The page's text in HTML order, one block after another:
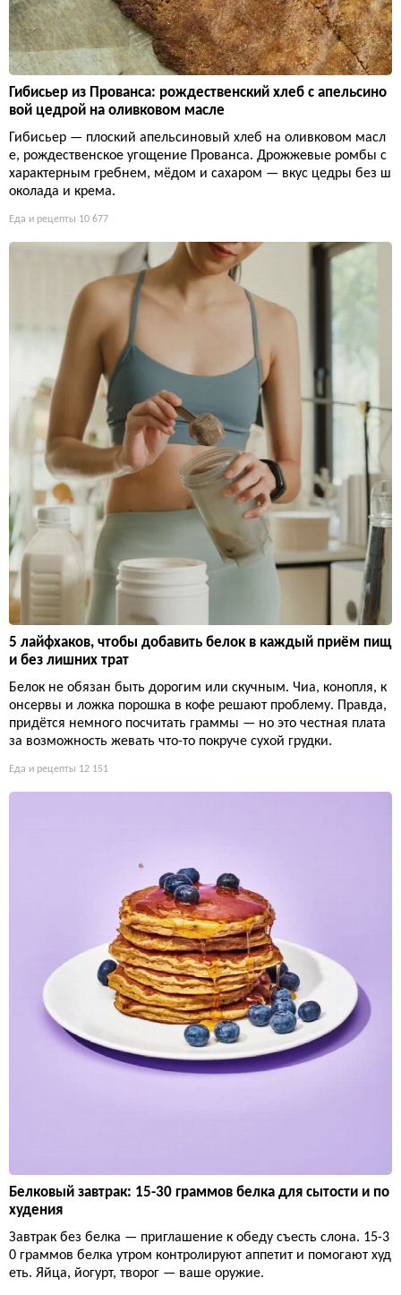
Гибисьер из Прованса: рождественский хлеб с апельсино
вой цедрой на оливковом масле
Гибисьер — плоский апельсиновый хлеб на оливковом масл
е, рождественское угощение Прованса. Дрожжевые ромбы с
характерным гребнем, мёдом и сахаром — вкус цедры без ш
околада и крема.
Еда и рецепты 10 677
5 лайфхаков, чтобы добавить белок в каждый приём пищ
и без лишних трат
Белок не обязан быть дорогим или скучным. Чиа, конопля, к
онсервы и ложка порошка в кофе решают проблему. Правда,
придётся немного посчитать граммы — но это честная плата
за возможность жевать что-то покруче сухой грудки.
Еда и рецепты 12 151
Белковый завтрак: 15-30 граммов белка для сытости и по
худения
Завтрак без белка — приглашение к обеду съесть слона. 15-3
0 граммов белка утром контролируют аппетит и помогают худ
еть. Яйца, йогурт, творог — ваше оружие.